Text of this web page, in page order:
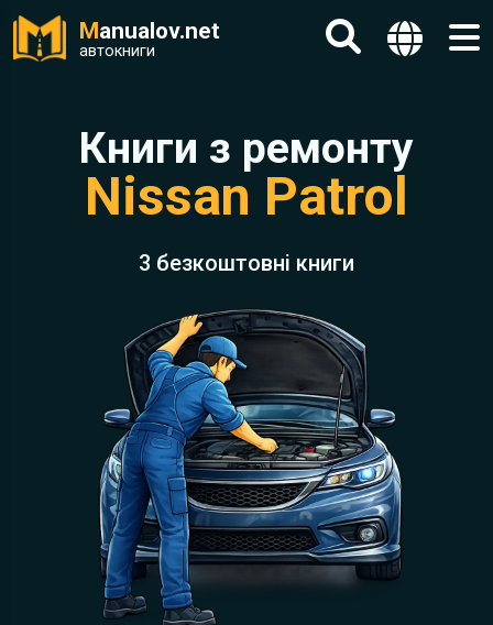
Manualov.net
автокниги
Книги з ремонту
Nissan Patrol
3 безкоштовні книги